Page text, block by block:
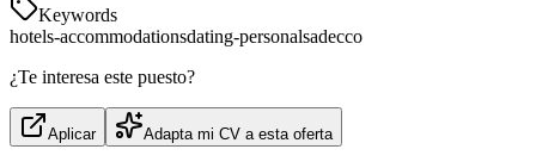
Keywords
hotels-accommodationsdating-personalsadecco
¿Te interesa este puesto?
Aplicar Adapta mi CV a esta oferta